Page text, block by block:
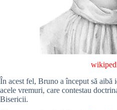
În acest fel, Bruno a început să aibă
acele vremuri, care contestau
Bisericii.